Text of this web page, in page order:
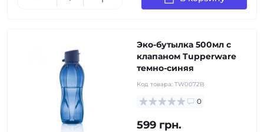
Эко-бутылка 500мл с
клапаном Tupperware
темно-синяя
Код товара: TW0072B
0
599 грн.